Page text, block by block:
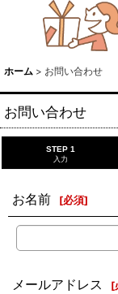
ホーム > お問い合わせ
お問い合わせ
STEP 1
入力
お名前 [必須]
メールアドレス [